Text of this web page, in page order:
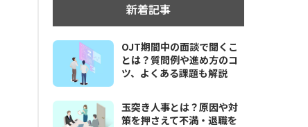
新着記事
OJT期間中の面談で聞くこ
とは？質問例や進め方のコ
ツ、よくある課題も解説
玉突き人事とは？原因や対
策を押さえて不満・退職を